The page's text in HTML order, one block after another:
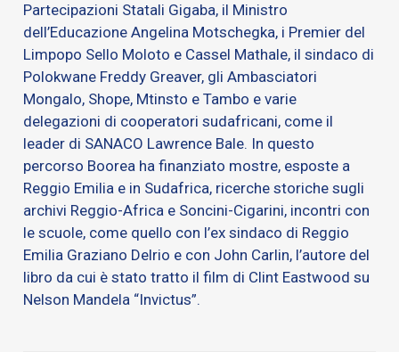
Partecipazioni Statali Gigaba, il Ministro
dell’Educazione Angelina Motschegka, i Premier del
Limpopo Sello Moloto e Cassel Mathale, il sindaco di
Polokwane Freddy Greaver, gli Ambasciatori
Mongalo, Shope, Mtinsto e Tambo e varie
delegazioni di cooperatori sudafricani, come il
leader di SANACO Lawrence Bale. In questo
percorso Boorea ha finanziato mostre, esposte a
Reggio Emilia e in Sudafrica, ricerche storiche sugli
archivi Reggio-Africa e Soncini-Cigarini, incontri con
le scuole, come quello con l’ex sindaco di Reggio
Emilia Graziano Delrio e con John Carlin, l’autore del
libro da cui è stato tratto il film di Clint Eastwood su
Nelson Mandela “Invictus”.